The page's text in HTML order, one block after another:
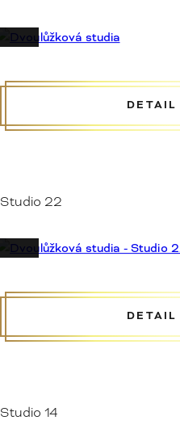
DETAIL
Studio 22
DETAIL
Studio 14